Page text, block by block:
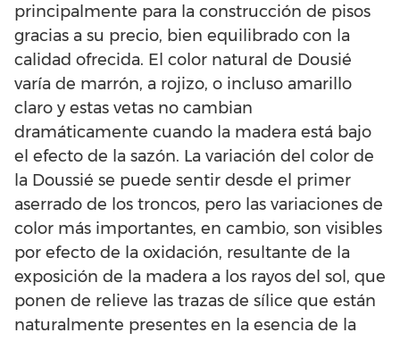
principalmente para la construcción de pisos
gracias a su precio, bien equilibrado con la
calidad ofrecida. El color natural de Dousié
varía de marrón, a rojizo, o incluso amarillo
claro y estas vetas no cambian
dramáticamente cuando la madera está bajo
el efecto de la sazón. La variación del color de
la Doussié se puede sentir desde el primer
aserrado de los troncos, pero las variaciones de
color más importantes, en cambio, son visibles
por efecto de la oxidación, resultante de la
exposición de la madera a los rayos del sol, que
ponen de relieve las trazas de sílice que están
naturalmente presentes en la esencia de la